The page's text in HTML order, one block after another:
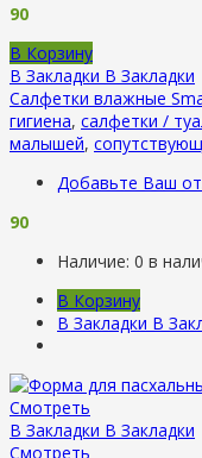
90
В Корзину
В Закладки В Закладки
Салфетки влажные
гигиена, салфетки /
малышей,
Добавьте Ваш
90
Наличие: 0 в
В Корзину
В Закладки В
Смотреть
В Закладки В Закладки
Смотреть